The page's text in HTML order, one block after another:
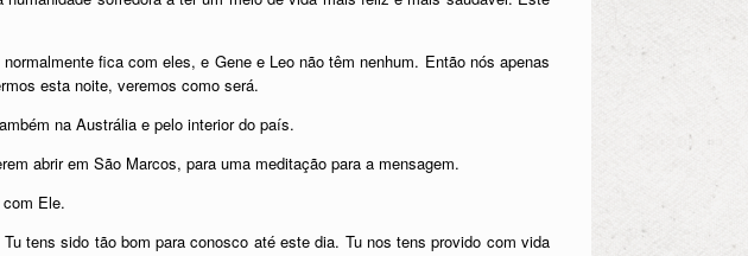
fica com eles, e Gene e Leo não têm nenhum. Então nós apenas
esta noite, veremos como será.
na Austrália e pelo interior do país.
abrir em São Marcos, para uma meditação para a mensagem.
Ele.
tens sido tão bom para conosco até este dia. Tu nos tens provido com vida